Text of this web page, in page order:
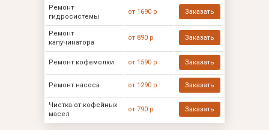
Ремонт
гидросистемы
от 1690 р Заказать
Ремонт
капучинатора
от 890 р Заказать
Ремонт кофемолки от 1590 р Заказать
Ремонт насоса от 1290 р Заказать
Чистка от кофейных
масел
от 790 р Заказать